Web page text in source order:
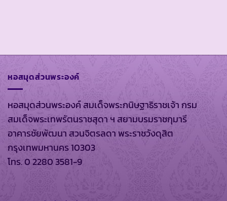
หอสมุดส่วนพระองค์
หอสมุดส่วนพระองค์ สมเด็จพระกนิษฐาธิราชเจ้า กรม
สมเด็จพระเทพรัตนราชสุดา ฯ สยามบรมราชกุมารี
อาคารชัยพัฒนา สวนจิตรลดา พระราชวังดุสิต
กรุงเทพมหานคร 10303
โทร. 0 2280 3581-9